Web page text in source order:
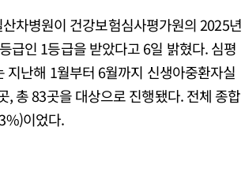
차병원이 건강보험심사평가원의 2025년
급인 1등급을 받았다고 6일 밝혔다. 심평
난해 1월부터 6월까지 신생아중환자실
총 83곳을 대상으로 진행됐다. 전체 종합
이었다.